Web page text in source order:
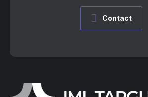
Contact